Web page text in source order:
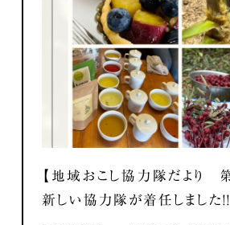
【地域おこし協力隊だより 第
新しい協力隊が着任しました！！